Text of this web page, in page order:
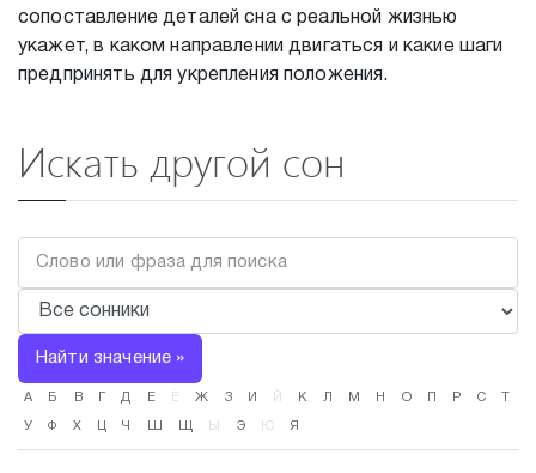
сопоставление деталей сна с реальной жизнью
укажет, в каком направлении двигаться и какие шаги
предпринять для укрепления положения.
Искать другой сон
Найти значение »
А Б В Д Е Ё Ж З И Й К Л М Н О Р С
У Ф Х Ц Ч Ш Щ Ы Э Ю Я